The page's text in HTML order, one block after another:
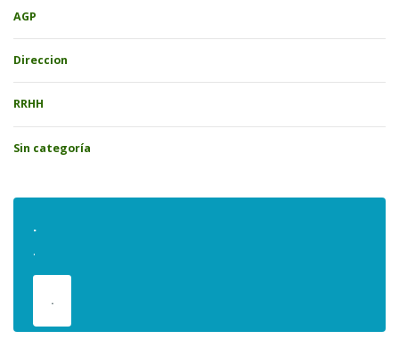
AGP
Direccion
RRHH
Sin categoría
.
.
.